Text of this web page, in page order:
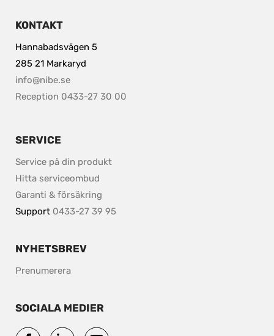
KONTAKT
Hannabadsvägen 5
285 21 Markaryd
info@nibe.se
Reception 0433-27 30 00
SERVICE
Service på din produkt
Hitta serviceombud
Garanti & försäkring
Support 0433-27 39 95
NYHETSBREV
Prenumerera
SOCIALA MEDIER